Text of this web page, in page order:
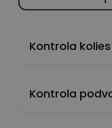
Kontrola
Kontrola